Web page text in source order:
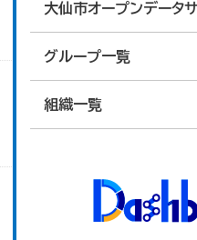
大仙市オープンデータ
グループ一覧
組織一覧